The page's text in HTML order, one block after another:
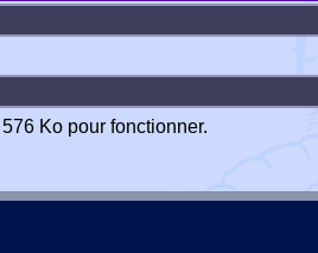
Ko pour fonctionner.